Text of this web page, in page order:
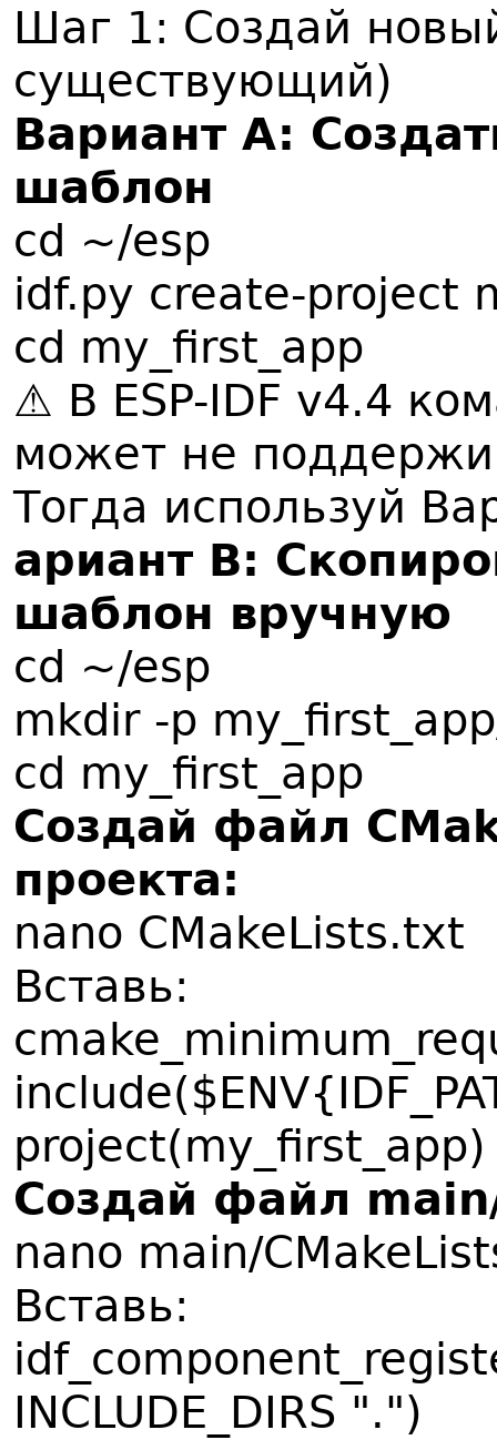
Шаг 1: Создай
существующий)
Вариант A:
шаблон
cd ~/esp
idf.py create-project
cd my_first_app
⚠️ В ESP-IDF v4.4
может не
Тогда используй
ариант B:
шаблон вручную
cd ~/esp
mkdir -p
cd my_first_app
Создай файл
проекта:
nano CMakeLists.txt
Вставь:
project(my_first_app)
Создай файл
nano main/
Вставь:
INCLUDE_DIRS ".")